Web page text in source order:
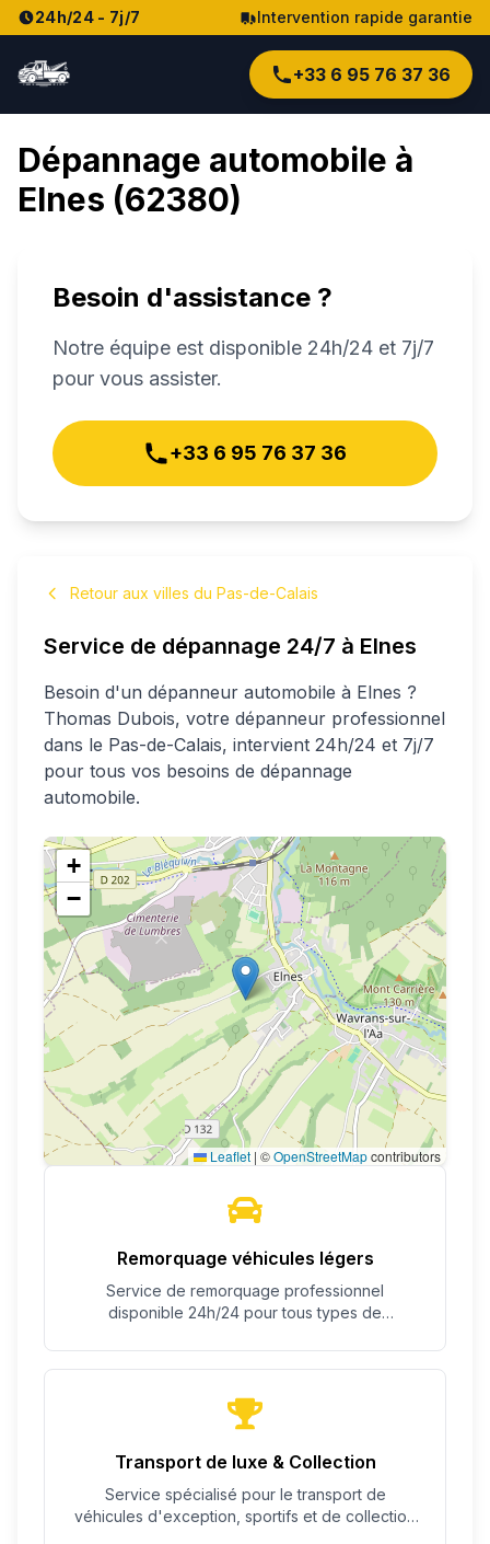
24h/24 - 7j/7 Intervention rapide garantie
+33 6 95 76 37 36
Dépannage automobile à
Elnes (62380)
Besoin d'assistance ?
Notre équipe est disponible 24h/24 et 7j/7
pour vous assister.
+33 6 95 76 37 36
Retour aux villes du Pas-de-Calais
Service de dépannage 24/7 à Elnes
Besoin d'un dépanneur automobile à Elnes ?
Thomas Dubois, votre dépanneur professionnel
dans le Pas-de-Calais, intervient 24h/24 et 7j/7
pour tous vos besoins de dépannage
automobile.
+
−
Leaflet | ©OpenStreetMapcontributors
Remorquage véhicules légers
Service de remorquage professionnel
disponible 24h/24 pour tous types de
Transport de luxe & Collection
Service spécialisé pour le transport de
véhicules d'exception, sportifs et de collection